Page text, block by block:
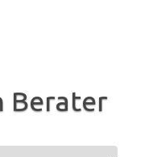
Berater